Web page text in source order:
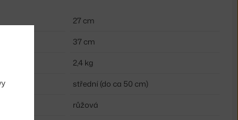
27 cm
37 cm
2,4 kg
střední (do ca 50 cm)
růžová